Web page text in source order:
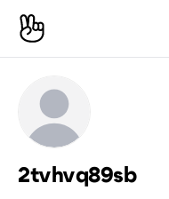
2tvhvq89sb